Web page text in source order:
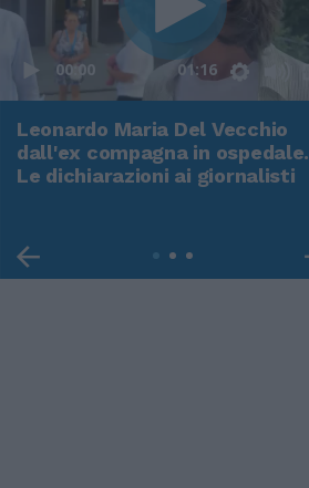
00:00 01:16
Leonardo Maria Del Vecchio
dall'ex compagna in ospedale.
Le dichiarazioni ai giornalisti